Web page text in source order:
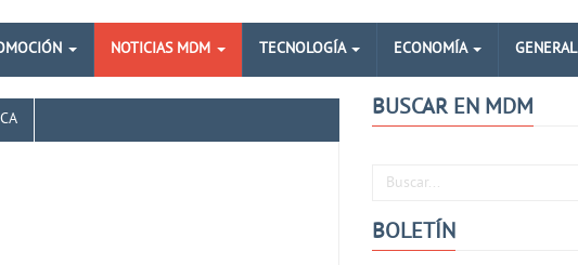
NOTICIAS MDM TECNOLOGÍA ECONOMÍA GENERAL
BUSCAR EN MDM
Buscar...
BOLETÍN